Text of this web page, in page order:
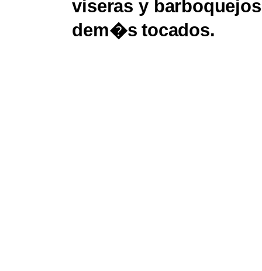
viseras y barboquejos
dem�s tocados.